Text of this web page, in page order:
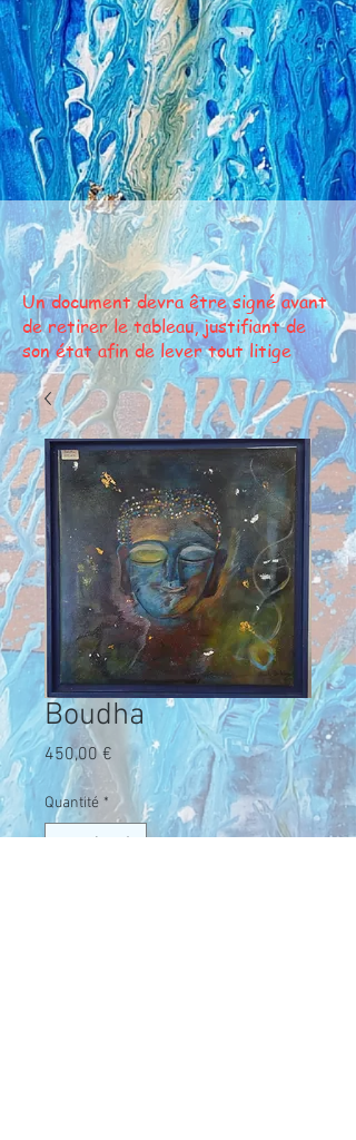
Un document devra être signé avant
de retirer le tableau, justifiant de
son état afin de lever tout litige
Boudha
450,00 € Prix
Quantité *